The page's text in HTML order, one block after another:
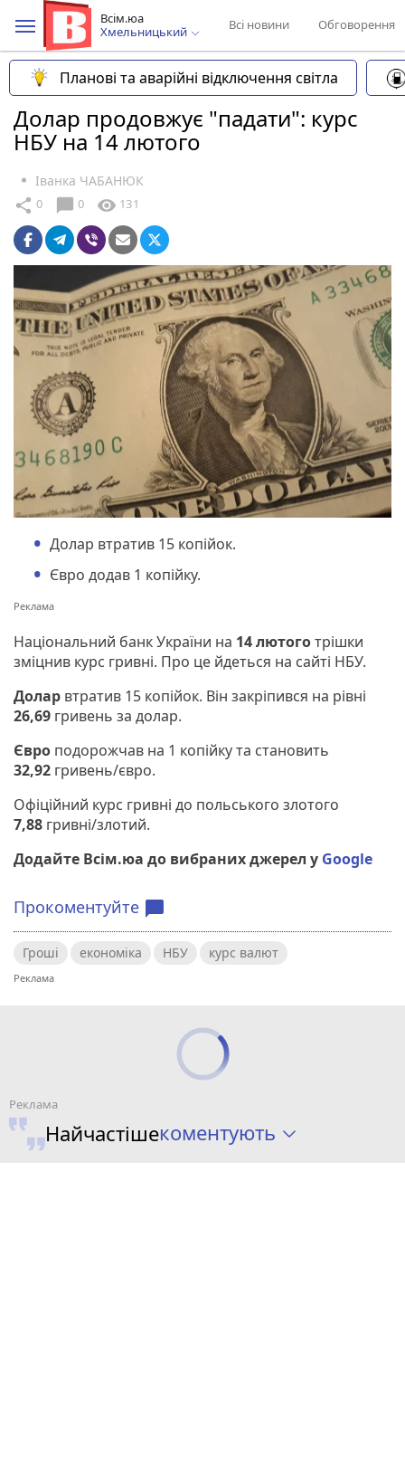
Всім.юа
Хмельницький
Всі новини Обговорення
Планові та аварійні відключення світла
Долар продовжує "падати": курс
НБУ на 14 лютого
Іванка ЧАБАНЮК
share 0 chat_bubble 0 visibility 131
Долар втратив 15 копійок.
Євро додав 1 копійку.
Національний банк України на 14 лютоготрішки
зміцнив курс гривні. Про це йдеться на сайті НБУ.
Долар втратив 15 копійок. Він закріпився на рівні
26,69 гривень за долар.
Євро подорожчав на 1 копійку та становить
32,92 гривень/євро.
Офіційний курс гривні до польського злотого
7,88 гривні/злотий.
Додайте Всім.юа до вибраних джерел у Google
Прокоментуйте chat_bubble
Гроші економіка НБУ курс валют
Найчастішекоментують